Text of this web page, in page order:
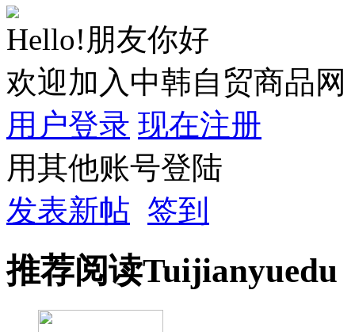
Hello!朋友你好
欢迎加入中韩自贸商品网
用户登录 现在注册
用其他账号登陆
发表新帖 签到
推荐阅读Tuijianyuedu